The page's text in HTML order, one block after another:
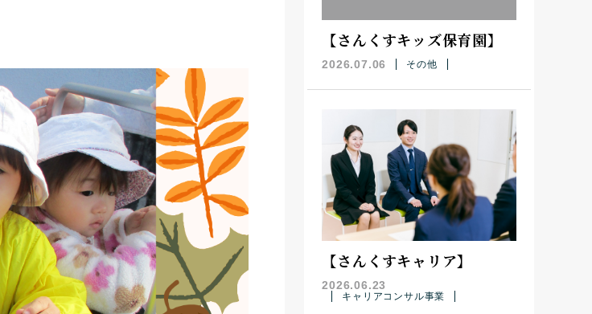
【さんくすキッズ保育園】
2026.07.06 その他
【さんくすキャリア】
2026.06.23
キャリアコンサル事業